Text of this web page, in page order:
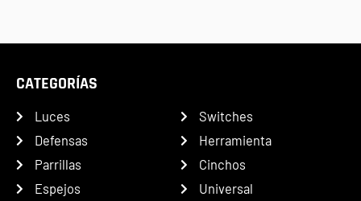
CATEGORÍAS
Luces
Defensas
Parrillas
Espejos
Switches
Herramienta
Cinchos
Universal